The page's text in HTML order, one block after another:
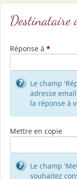
Destinataire
Réponse à *
Le champ
adresse
la réponse à
Mettre en copie
Le champ
souhaitez